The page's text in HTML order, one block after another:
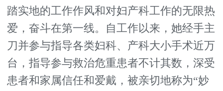
踏实地的工作作风和对妇产科工作的无限热
爱，奋斗在第一线。自工作以来，她经手主
刀并参与指导各类妇科、产科大小手术近万
台，指导参与救治危重患者不计其数，深受
患者和家属信任和爱戴，被亲切地称为“妙